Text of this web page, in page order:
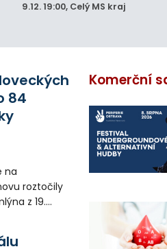
9.12.19:00, Celý MS kraj
84
na
roztočily
z 19.
Komerční